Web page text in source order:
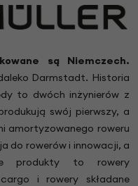
są Niemczech.
Darmstadt. Historia
to dwóch inżynierów z
swój pierwszy, a
amortyzowanego roweru
do rowerów i innowacji, a
produkty to rowery
i rowery składane